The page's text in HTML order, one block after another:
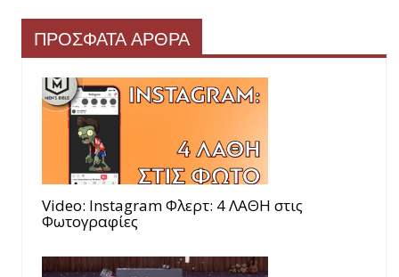
ΠΡΟΣΦΑΤΑ ΑΡΘΡΑ
Video: Instagram Φλερτ: 4 ΛΑΘΗ στις
Φωτογραφίες